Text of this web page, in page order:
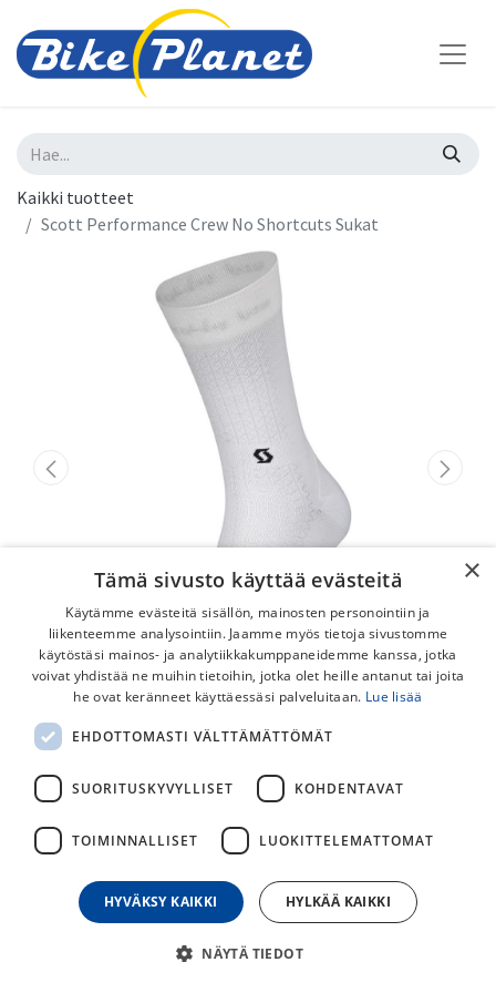
Kaikki tuotteet
Scott Performance Crew No Shortcuts Sukat
Scott Performance Crew No
Shortcuts Sukat
juoksuun.
19,00€
×
Tämä sivusto käyttää evästeitä
Käytämme evästeitä sisällön, mainosten personointiin ja
liikenteemme analysointiin. Jaamme myös tietoja sivustomme
käytöstäsi mainos- ja analytiikkakumppaneidemme kanssa, jotka
voivat yhdistää ne muihin tietoihin, jotka olet heille antanut tai joita
he ovat keränneet käyttäessäsi palveluitaan. Lue lisää
EHDOTTOMASTI VÄLTTÄMÄTTÖMÄT
SUORITUSKYVYLLISET KOHDENTAVAT
TOIMINNALLISET LUOKITTELEMATTOMAT
HYVÄKSY KAIKKI HYLKÄÄ KAIKKI
NÄYTÄ TIEDOT